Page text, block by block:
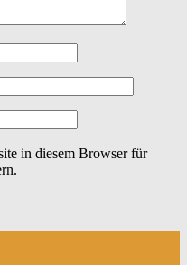
in diesem Browser für